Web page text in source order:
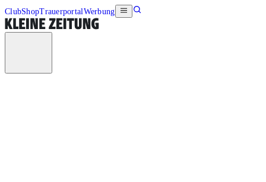
ClubShopTrauerportalWerbung